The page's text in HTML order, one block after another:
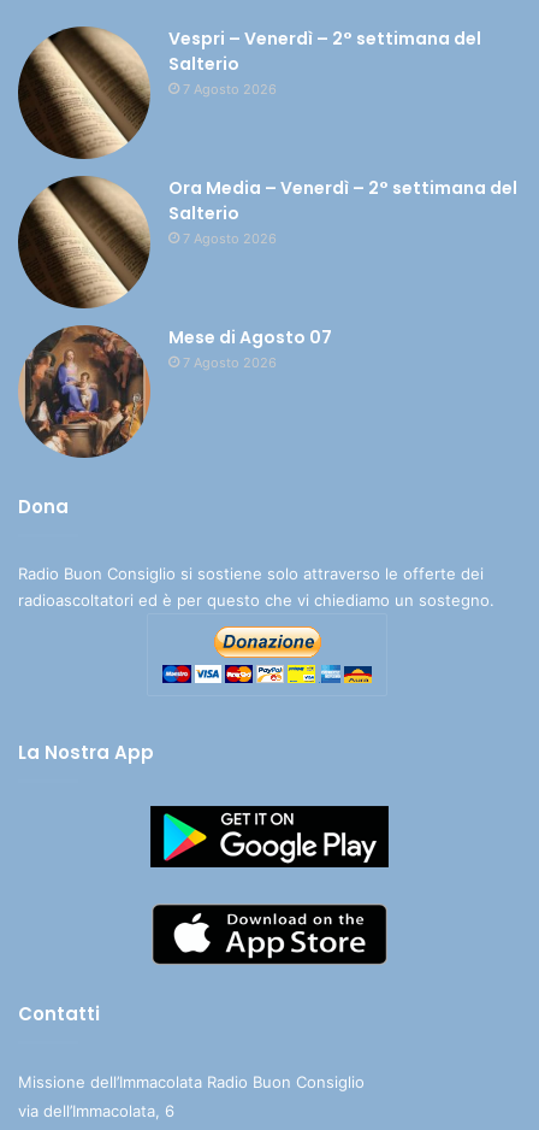
Vespri – Venerdì – 2° settimana del
Salterio
7 Agosto 2026
Ora Media – Venerdì – 2° settimana del
Salterio
7 Agosto 2026
Mese di Agosto 07
7 Agosto 2026
Dona
Radio Buon Consiglio si sostiene solo attraverso le offerte dei
radioascoltatori ed è per questo che vi chiediamo un sostegno.
La Nostra App
Contatti
Missione dell’Immacolata Radio Buon Consiglio
via dell’Immacolata, 6